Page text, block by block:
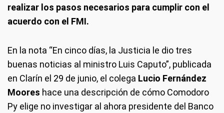
realizar los pasos necesarios para cumplir con el
acuerdo con el FMI.
En la nota “En cinco días, la Justicia le dio tres
buenas noticias al ministro Luis Caputo”, publicada
en Clarín el 29 de junio, el colega Lucio Fernández
Moores hace una descripción de cómo Comodoro
Py elige no investigar al ahora presidente del Banco